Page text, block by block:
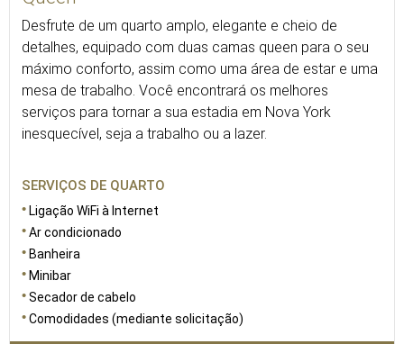
Desfrute de um quarto amplo, elegante e cheio de
detalhes, equipado com duas camas queen para o seu
máximo conforto, assim como uma área de estar e uma
mesa de trabalho. Você encontrará os melhores
serviços para tornar a sua estadia em Nova York
inesquecível, seja a trabalho ou a lazer.
SERVIÇOS DE QUARTO
Ligação WiFi à Internet
Ar condicionado
Banheira
Minibar
Secador de cabelo
Comodidades (mediante solicitação)